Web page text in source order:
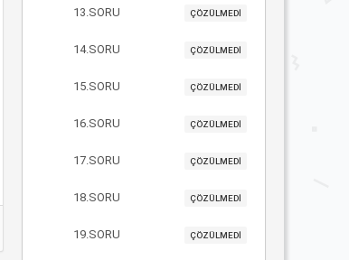
13.SORU ÇÖZÜLMEDİ
14.SORU ÇÖZÜLMEDİ
15.SORU ÇÖZÜLMEDİ
16.SORU ÇÖZÜLMEDİ
17.SORU ÇÖZÜLMEDİ
18.SORU ÇÖZÜLMEDİ
19.SORU ÇÖZÜLMEDİ